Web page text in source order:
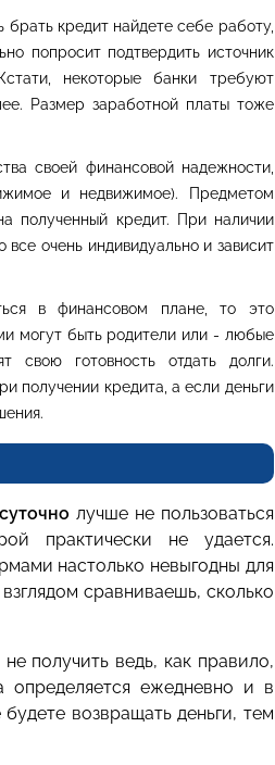
кредит найдете себе работу,
попросит подтвердить источник
некоторые банки требуют
Размер заработной платы тоже
своей финансовой надежности,
и недвижимое). Предметом
полученный кредит. При наличии
очень индивидуально и зависит
в финансовом плане, то это
могут быть родители или - любые
свою готовность отдать долги.
получении кредита, а если деньги
лучше не пользоваться
практически не удается.
настолько невыгодны для
сравниваешь, сколько
получить ведь, как правило,
определяется ежедневно и в
возвращать деньги, тем